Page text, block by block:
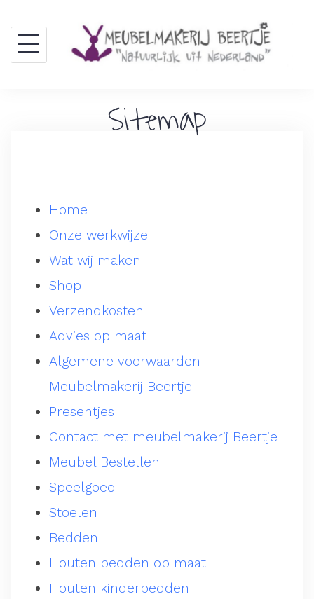
content
Sitemap
Home
Onze werkwijze
Wat wij maken
Shop
Verzendkosten
Advies op maat
Algemene voorwaarden
Meubelmakerij Beertje
Presentjes
Contact met meubelmakerij Beertje
Meubel Bestellen
Speelgoed
Stoelen
Bedden
Houten bedden op maat
Houten kinderbedden